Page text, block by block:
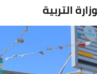
التربية